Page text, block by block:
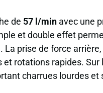
de 57 l/min avec une
et double effet
prise de force arrière,
rotations rapides. Sur
charrues lourdes et